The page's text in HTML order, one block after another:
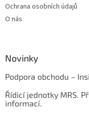
Ochrana osobních údajů
O nás
Novinky
Podpora obchodu –
Řídicí jednotky MRS.
informací.